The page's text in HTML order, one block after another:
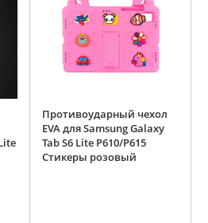
Противоударный чехол
EVA для Samsung Galaxy
Tab S6 Lite P610/P615
Стикеры розовый